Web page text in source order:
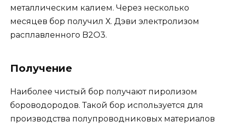
металлическим калием. Через несколько
месяцев бор получил Х. Дэви электролизом
расплавленного B2O3.
Получение
Наиболее чистый бор получают пиролизом
бороводородов. Такой бор используется для
производства полупроводниковых материалов